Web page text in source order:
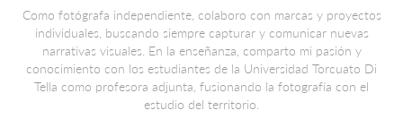
Como fotógrafa independiente, colaboro con marcas y proyectos
individuales, buscando siempre capturar y comunicar nuevas
narrativas visuales. En la enseñanza, comparto mi pasión y
conocimiento con los estudiantes de la Universidad Torcuato Di
Tella como profesora adjunta, fusionando la fotografía con el
estudio del territorio.